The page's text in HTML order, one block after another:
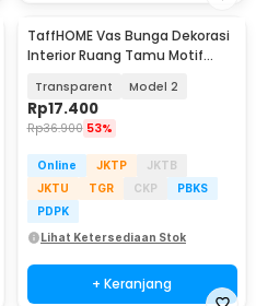
TaffHOME Vas Bunga Dekorasi
Interior Ruang Tamu Motif
Transparent Model 2
Rp17.400
Rp36.900 53%
Online JKTP
JKTB
JKTU
TGR CKP
PBKS
PDPK
Lihat Ketersediaan Stok
+ Keranjang